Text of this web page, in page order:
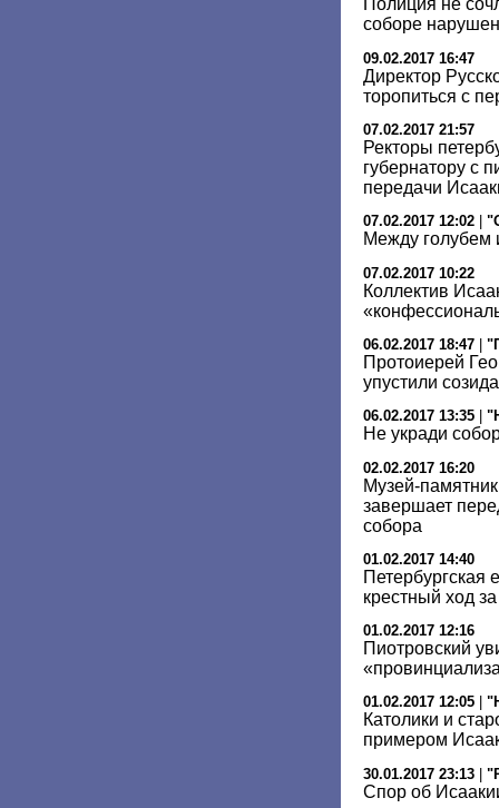
Полиция не
соборе
09.02.2017 16:47
Директор
торопиться с
07.02.2017 21:57
Ректоры
губернатору с
передачи
07.02.2017 12:02
Между голубем
07.02.2017 10:22
Коллектив
06.02.2017 18:47
Протоиерей
упустили
06.02.2017 13:35
Не укради
02.02.2017 16:20
Музей-
завершает
собора
01.02.2017 14:40
Петербургская
крестный ход
01.02.2017 12:16
Пиотровский
01.02.2017 12:05
Католики и
примером
30.01.2017 23:13
Спор об